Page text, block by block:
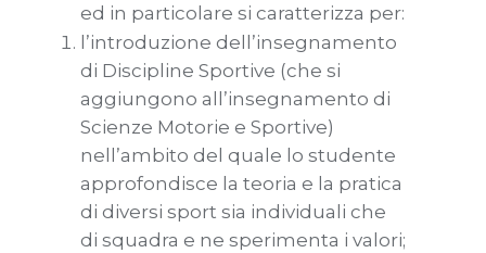
ed in particolare si caratterizza per:
l’introduzione dell’insegnamento
di Discipline Sportive (che si
aggiungono all’insegnamento di
Scienze Motorie e Sportive)
nell’ambito del quale lo studente
approfondisce la teoria e la pratica
di diversi sport sia individuali che
di squadra e ne sperimenta i valori;